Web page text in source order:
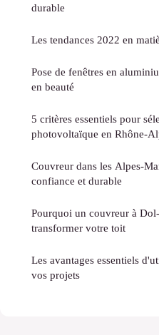
durable
Les tendances 2022 en
Pose de fenêtres en
en beauté
5 critères essentiels pour
photovoltaïque en Rhône-
Couvreur dans les Alpes-
confiance et durable
Pourquoi un couvreur à
transformer votre toit
Les avantages essentiels
vos projets